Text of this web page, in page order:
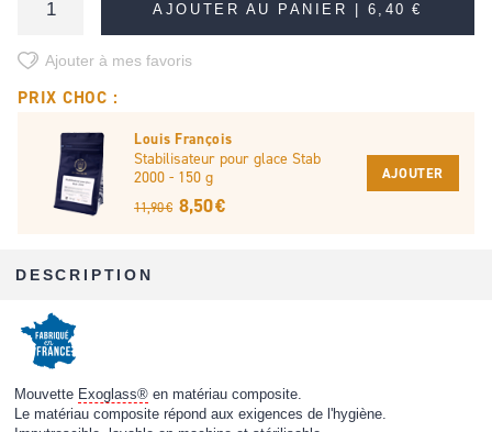
AJOUTER AU PANIER | 6,40 €
Ajouter à mes favoris
PRIX CHOC :
Louis François
Stabilisateur pour glace Stab
2000 - 150 g
11,90 € 8,50 €
AJOUTER
DESCRIPTION
Mouvette Exoglass® en matériau composite.
Le matériau composite répond aux exigences de l'hygiène.